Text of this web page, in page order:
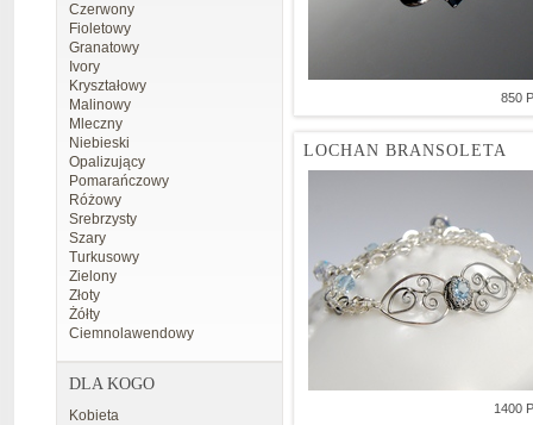
Czerwony
Fioletowy
Granatowy
Ivory
Kryształowy
Malinowy
Mleczny
Niebieski
Opalizujący
Pomarańczowy
Różowy
Srebrzysty
Szary
Turkusowy
Zielony
Złoty
Żółty
Ciemnolawendowy
DLA KOGO
Kobieta
850
LOCHAN BRANSOLETA
1400